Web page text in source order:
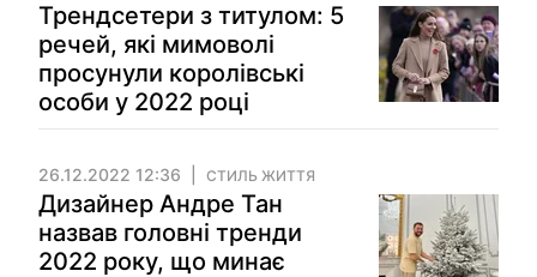
Трендсетери з титулом: 5
речей, які мимоволі
просунули королівські
особи у 2022 році
26.12.2022 12:36 СТИЛЬ ЖИТТЯ
Дизайнер Андре Тан
назвав головні тренди
2022 року, що минає